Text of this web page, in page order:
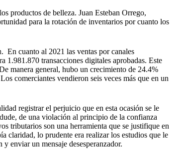
productos de belleza. Juan Esteban Orrego,
para la rotación de inventarios por cuanto los
En cuanto al 2021 las ventas por canales
transacciones digitales aprobadas. Este
manera general, hubo un crecimiento de 24.4%
comerciantes vendieron seis veces más que en un
registrar el perjuicio que en esta ocasión se le
de una violación al principio de la confianza
tributarios son una herramienta que se justifique en
claridad, lo prudente era realizar los estudios que le
enviar un mensaje desesperanzador.